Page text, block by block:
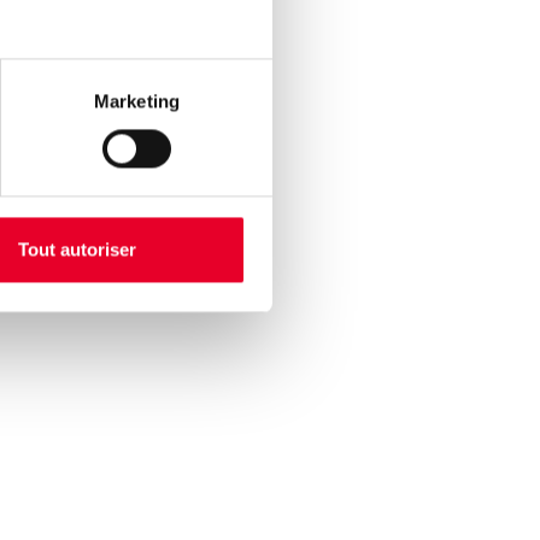
Marketing
Tout autoriser
et
et des
et